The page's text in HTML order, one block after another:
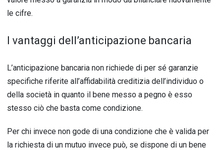
le cifre.
I vantaggi dell’anticipazione bancaria
L’anticipazione bancaria non richiede di per sé garanzie
specifiche riferite all’affidabilità creditizia dell’individuo o
della società in quanto il bene messo a pegno è esso
stesso ciò che basta come condizione.
Per chi invece non gode di una condizione che è valida per
la richiesta di un mutuo invece può, se dispone di un bene